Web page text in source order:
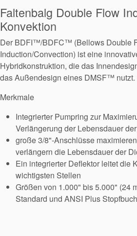
Faltenbalg Double Flow
Konvektion
Der BDFI™/BDFC™ (Bellows Double
Induction/Convection) ist eine
Hybridkonstruktion, die das
das Außendesign eines DMSF™ nutzt.
Merkmale
Integrierter Pumpring zur
Verlängerung der Lebensdauer
große 3/8"-Anschlüsse
verlängern die Lebensdauer der
Ein integrierter Deflektor leitet die
wichtigsten Stellen
Größen von 1.000" bis 5.000" (24
Standard und ANSI Plus